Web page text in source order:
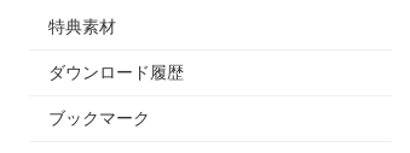
特典素材
ダウンロード履歴
ブックマーク